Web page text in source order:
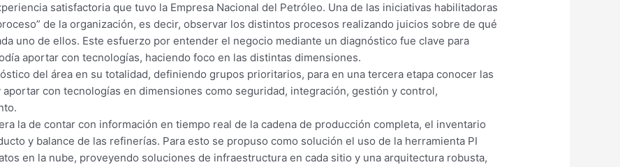
satisfactoria que tuvo la Empresa Nacional del Petróleo. Una de las iniciativas habilitadoras
de la organización, es decir, observar los distintos procesos realizando juicios sobre de qué
uno de ellos. Este esfuerzo por entender el negocio mediante un diagnóstico fue clave para
aportar con tecnologías, haciendo foco en las distintas dimensiones.
del área en su totalidad, definiendo grupos prioritarios, para en una tercera etapa conocer las
con tecnologías en dimensiones como seguridad, integración, gestión y control,
la de contar con información en tiempo real de la cadena de producción completa, el inventario
y balance de las refinerías. Para esto se propuso como solución el uso de la herramienta PI
en la nube, proveyendo soluciones de infraestructura en cada sitio y una arquitectura robusta,